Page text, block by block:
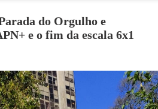
do Orgulho e
e o fim da escala 6x1